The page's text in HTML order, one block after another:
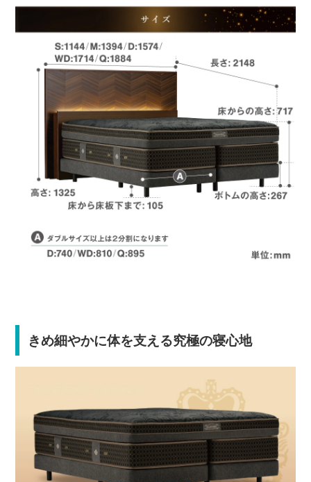
きめ細やかに体を支える究極の寝心地